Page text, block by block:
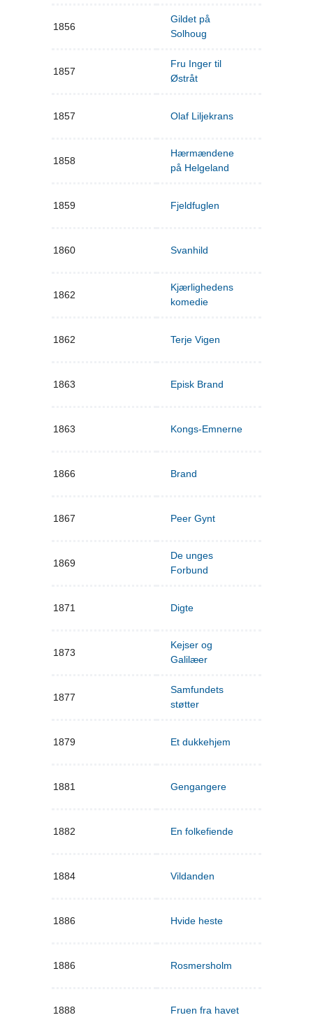
1856
Gildet på
Solhoug
1857
Fru Inger til
Østråt
1857 Olaf Liljekrans
1858
Hærmændene
på Helgeland
1859 Fjeldfuglen
1860 Svanhild
1862
Kjærlighedens
komedie
1862 Terje Vigen
1863 Episk Brand
1863 Kongs-Emnerne
1866 Brand
1867 Peer Gynt
1869
De unges
Forbund
1871 Digte
1873
Kejser og
Galilæer
1877
Samfundets
støtter
1879 Et dukkehjem
1881 Gengangere
1882 En folkefiende
1884 Vildanden
1886 Hvide heste
1886 Rosmersholm
1888 Fruen fra havet